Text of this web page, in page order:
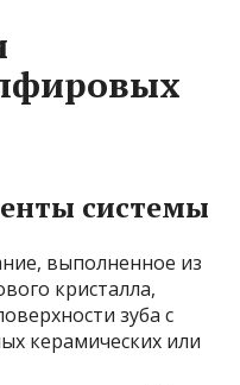
системы
выполненное из
кристалла,
зуба с
керамических или